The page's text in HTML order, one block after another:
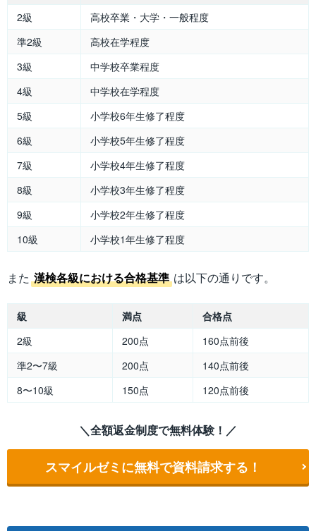
2級
高校卒業・大学・一般程度
準2級
高校在学程度
3級
中学校卒業程度
4級
中学校在学程度
5級
小学校6年生修了程度
6級
小学校5年生修了程度
7級
小学校4年生修了程度
8級
小学校3年生修了程度
9級
小学校2年生修了程度
10級
小学校1年生修了程度
また 漢検各級における合格基準 は以下の通りです。
級 満点
合格点
2級
200点
160点前後
準2〜7級
200点
140点前後
8〜10級
150点 120点前後
＼全額返金制度で無料体験！／
スマイルゼミに無料で資料請求する！